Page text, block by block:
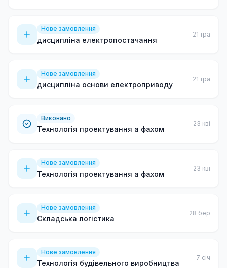
Нове замовлення
дисципліна електропостачання
21 тра
Нове замовлення
дисципліна основи електроприводу
21 тра
Виконано
Технологія проектування а фахом
23 кві
Нове замовлення
Технологія проектування а фахом
23 кві
Нове замовлення
Складська логістика
28 бер
Нове замовлення
Технологія будівельного виробництва
7 січ